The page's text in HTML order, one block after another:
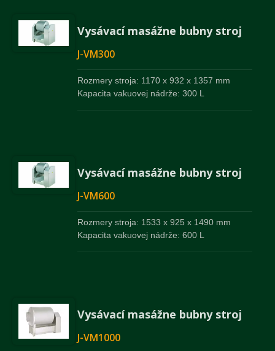
Vysávací masážne bubny stroj
J-VM300
Rozmery stroja: 1170 x 932 x 1357 mm
Kapacita vakuovej nádrže: 300 L
Vysávací masážne bubny stroj
J-VM600
Rozmery stroja: 1533 x 925 x 1490 mm
Kapacita vakuovej nádrže: 600 L
Vysávací masážne bubny stroj
J-VM1000